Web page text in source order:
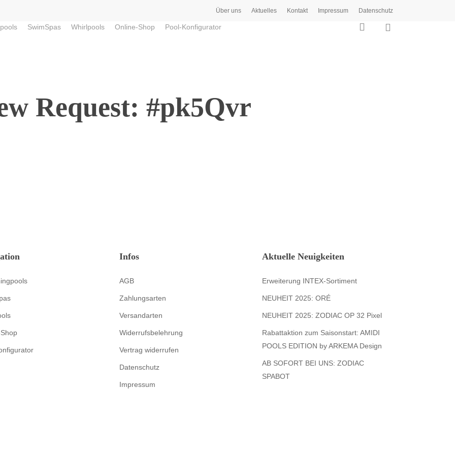
Über uns Aktuelles Kontakt Impressum Datenschutz
SwimSpas Whirlpools Online-Shop Pool-Konfigurator search
Request: #pk5Qvr
Infos
AGB
Zahlungsarten
Versandarten
Widerrufsbelehrung
Vertrag widerrufen
Datenschutz
Impressum
Aktuelle Neuigkeiten
Erweiterung INTEX-Sortiment
NEUHEIT 2025: ORÉ
NEUHEIT 2025: ZODIAC OP 32 Pixel
Rabattaktion zum Saisonstart: AMIDI
POOLS EDITION by ARKEMA Design
AB SOFORT BEI UNS: ZODIAC
SPABOT